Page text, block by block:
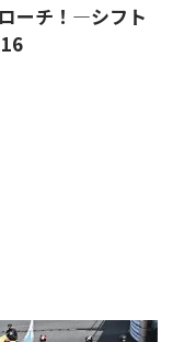
ーチ！―シフト